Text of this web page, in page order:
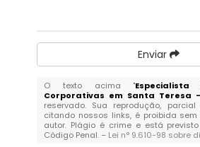
Enviar
O texto acima "
Corporativas em Santa Teresa -
reservado. Sua reprodução,
citando nossos links, é proibida
autor. Plágio é crime e está
Código Penal. – Lei n° 9.610-98 sobre